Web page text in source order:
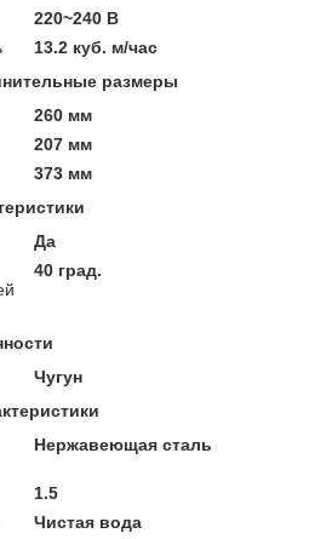
220~240 В
13.2 куб. м/час
размеры
260 мм
207 мм
373 мм
Да
40 град.
Чугун
Нержавеющая сталь
1.5
Чистая вода